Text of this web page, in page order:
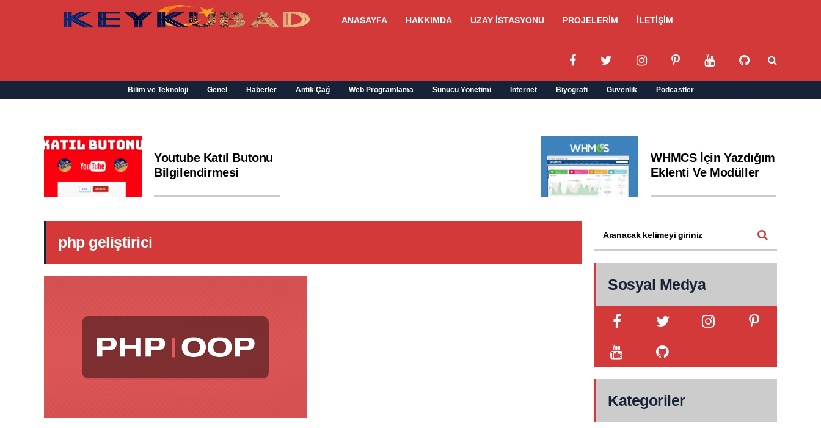
ANASAYFA HAKKIMDA UZAY İSTASYONU PROJELERİM İLETİŞİM
Bilim ve Teknoloji Genel Haberler Antik Çağ Web Programlama Sunucu Yönetimi İnternet Biyografi Güvenlik Podcastler
Youtube Katıl Butonu
Bilgilendirmesi
WHMCS İçin Yazdığım
Eklenti Ve Modüller
php geliştirici
Sosyal Medya
Kategoriler